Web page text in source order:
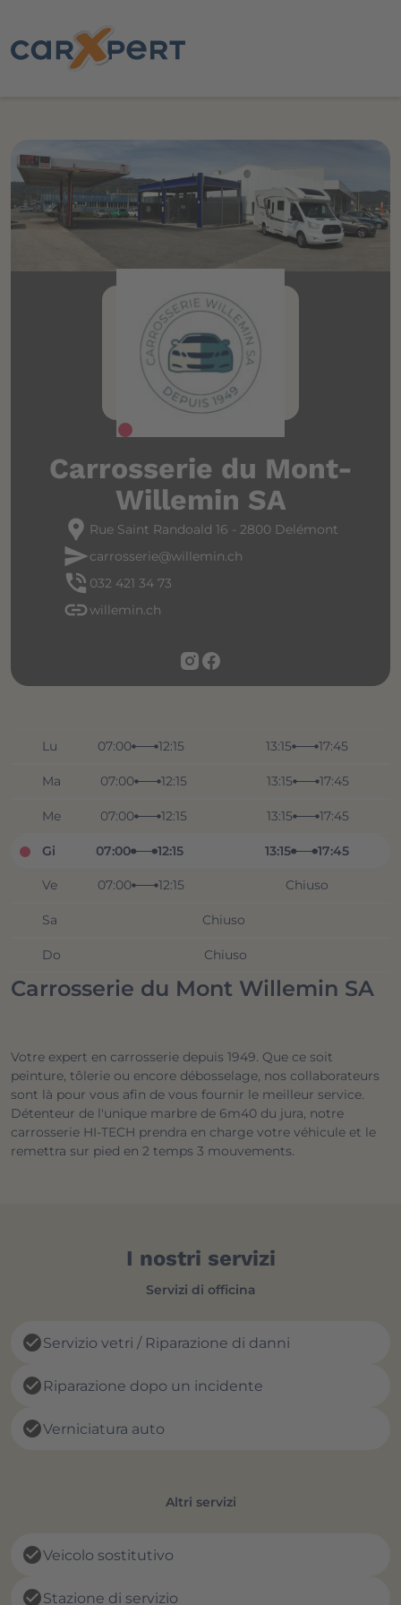
Carrosserie du Mont-
Willemin SA
location_pin Rue Saint Randoald 16 - 2800 Delémont
sendcarrosserie@willemin.ch
phone_in_talk 032 421 34 73
linkwillemin.ch
Lu 07:00 12:15 13:15 17:45
Ma 07:00 12:15 13:15 17:45
Me 07:00 12:15 13:15 17:45
Gi 07:00 12:15 13:15 17:45
Ve 07:00 12:15 Chiuso
Sa Chiuso
Do Chiuso
Carrosserie du Mont Willemin SA
Votre expert en carrosserie depuis 1949. Que ce soit
peinture, tôlerie ou encore débosselage, nos collaborateurs
sont là pour vous afin de vous fournir le meilleur service.
Détenteur de l'unique marbre de 6m40 du jura, notre
carrosserie HI-TECH prendra en charge votre véhicule et le
remettra sur pied en 2 temps 3 mouvements.
I nostri servizi
Servizi di officina
check_circleServizio vetri / Riparazione di danni
check_circle Riparazione dopo un incidente
check_circleVerniciatura auto
Altri servizi
check_circleVeicolo sostitutivo
check_circleStazione di servizio